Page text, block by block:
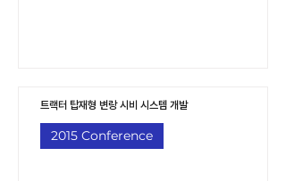
트랙터 탑재형 변랑 시비 시스템 개발
2015 Conference